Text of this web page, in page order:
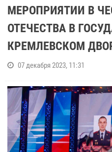
МЕРОПРИЯТИИ В
ОТЕЧЕСТВА В
КРЕМЛЕВСКОМ
07 декабря 2023, 11:31